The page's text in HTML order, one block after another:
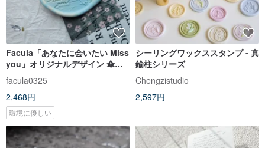
Facula「あなたに会いたい Miss
you」オリジナルデザイン 傘の
シーリングワックススタンプ
facula0325
2,468円
環境に優しい
シーリングワックススタンプ - 真
鍮柱シリーズ
Chengzistudio
2,597円